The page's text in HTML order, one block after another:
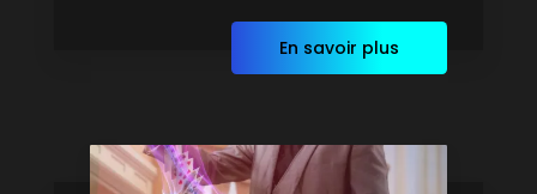
En savoir plus